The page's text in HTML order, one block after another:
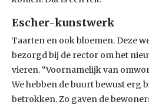
Escher-kunstwerk
Taarten en ook bloemen. Deze
bezorgd bij de rector om het
vieren. “Voornamelijk van
We hebben de buurt bewust erg
betrokken. Zo gaven de